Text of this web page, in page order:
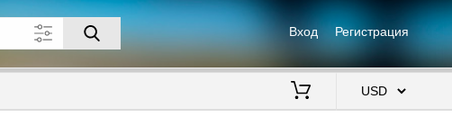
Вход Регистрация